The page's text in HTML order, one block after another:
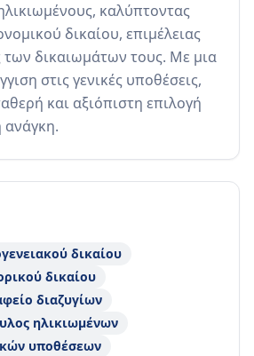
καλύπτοντας
δικαίου, επιμέλειας
των δικαιωμάτων τους. Με μια
στις γενικές υποθέσεις,
και αξιόπιστη επιλογή
ανάγκη.
δικαίου
δικαίου
διαζυγίων
ηλικιωμένων
υποθέσεων